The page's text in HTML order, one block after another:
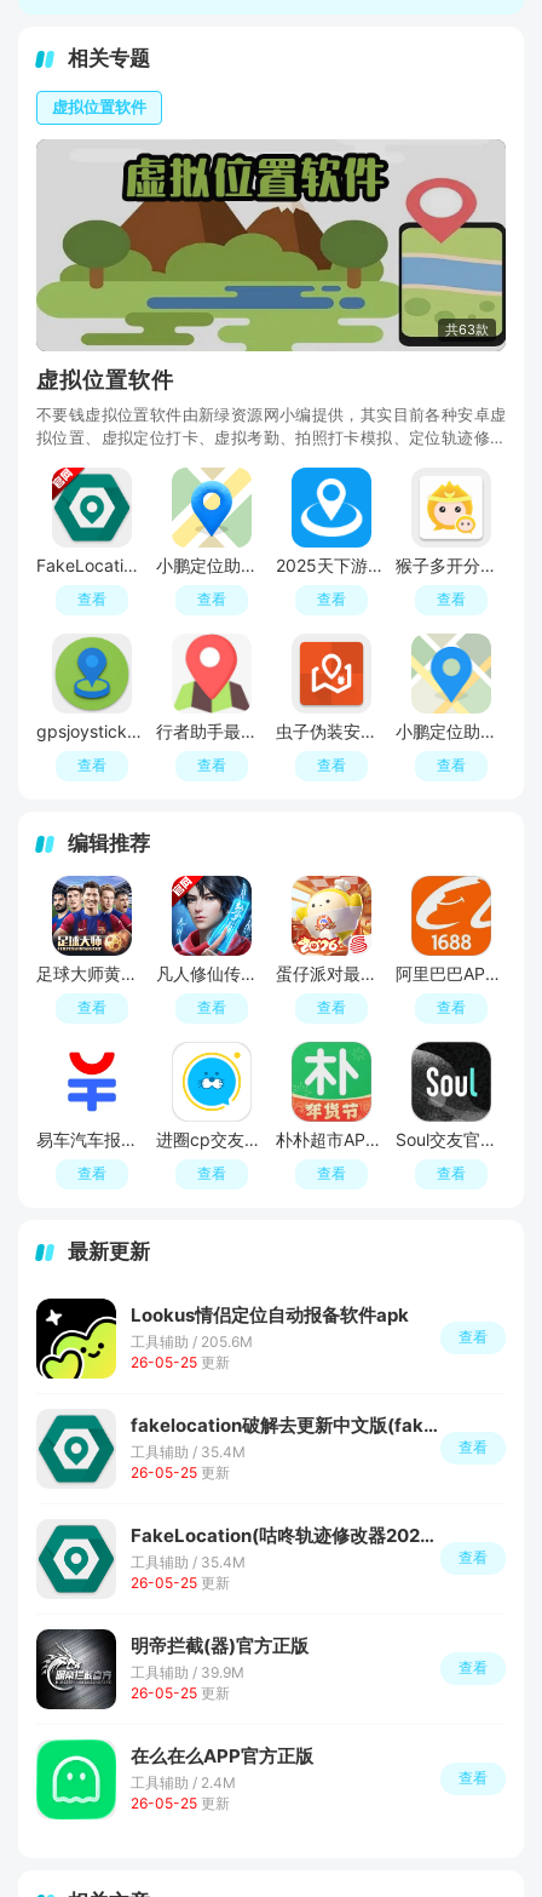
相关专题
虚拟位置软件
共63款
虚拟位置软件
不要钱虚拟位置软件由新绿资源网小编提供，其实目前各种安卓虚
拟位置、虚拟定位打卡、虚拟考勤、拍照打卡模拟、定位轨迹修改
师等应用，免root安全稳定无毒，专为短视频直播、上班族打卡、
外勤一族定位轨迹修改而生，当然有些应用其实也是要收费的，免
费的也有，可以
FakeLocation虚拟位置免费版(fakelocation正版)
查看
小鹏定位助手apk官方版正版
查看
2025天下游定位不闪退版
查看
猴子多开分身破解版(猴子分身最新破解版)
查看
gpsjoystick刷跑步次数软件(阳光晨跑位置模拟器)
查看
行者助手最新版本下载
查看
虫子伪装安卓自由行定位app
查看
小鹏定位助手2024最新版
查看
编辑推荐
足球大师黄金一代手游
查看
凡人修仙传人界篇手游2026最新版
查看
蛋仔派对最新版
查看
阿里巴巴APP2026官方版
查看
易车汽车报价APP官方正版
查看
进圈cp交友软件手机版
查看
朴朴超市APP最新版本
查看
Soul交友官方APP最新版
查看
最新更新
Lookus情侣定位自动报备软件apk
工具辅助 / 205.6M
26-05-25 更新
查看
fakelocation破解去更新中文版(fakelocation免付费版)
工具辅助 / 35.4M
26-05-25 更新
查看
FakeLocation(咕咚轨迹修改器2026插件版)
工具辅助 / 35.4M
26-05-25 更新
查看
明帝拦截(器)官方正版
工具辅助 / 39.9M
26-05-25 更新
查看
在么在么APP官方正版
工具辅助 / 2.4M
26-05-25 更新
查看